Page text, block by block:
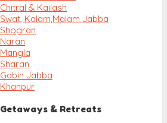
Chitral & Kailash
Swat, Kalam, Malam Jabba
Shogran
Naran
Mangla
Sharan
Gabin Jabba
Khanpur
Getaways & Retreats